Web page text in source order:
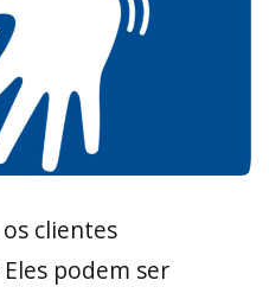
clientes
podem ser